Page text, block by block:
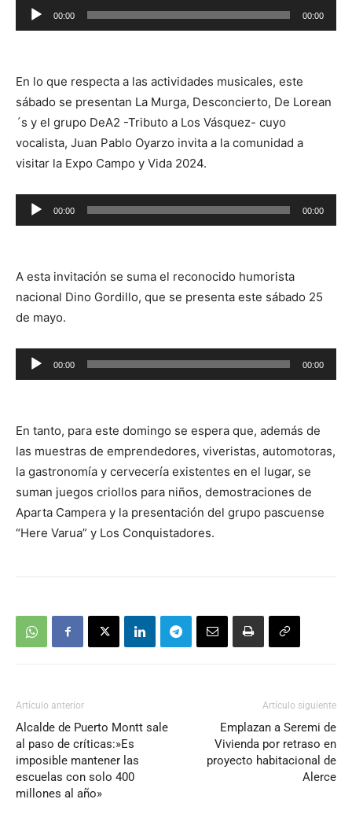
Reproductor
de
00:00 00:00
En lo que respecta a las actividades musicales, este
sábado se presentan La Murga, Desconcierto, De Lorean
´s y el grupo DeA2 -Tributo a Los Vásquez- cuyo
vocalista, Juan Pablo Oyarzo invita a la comunidad a
visitar la Expo Campo y Vida 2024.
Reproductor
de
00:00 00:00
A esta invitación se suma el reconocido humorista
nacional Dino Gordillo, que se presenta este sábado 25
de mayo.
Reproductor
de
00:00 00:00
En tanto, para este domingo se espera que, además de
las muestras de emprendedores, viveristas, automotoras,
la gastronomía y cervecería existentes en el lugar, se
suman juegos criollos para niños, demostraciones de
Aparta Campera y la presentación del grupo pascuense
“Here Varua” y Los Conquistadores.
Artículo anterior
Alcalde de Puerto Montt sale
al paso de críticas:»Es
imposible mantener las
escuelas con solo 400
millones al año»
Artículo siguiente
Emplazan a Seremi de
Vivienda por retraso en
proyecto habitacional de
Alerce